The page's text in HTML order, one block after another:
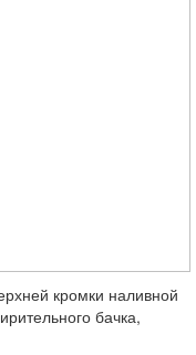
кромки наливной
бачка,